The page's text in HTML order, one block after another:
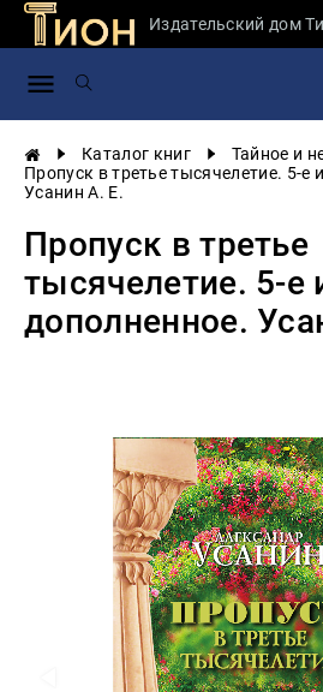
Издательский дом
Каталог книг
Тайное и
Пропуск в третье тысячелетие. 5-е
Усанин А. Е.
Пропуск в третье
тысячелетие. 5-е
дополненное.
Занимательная
России
Мировая
Экономика
и
будущего
Публицистика
Тайное и
непознанное